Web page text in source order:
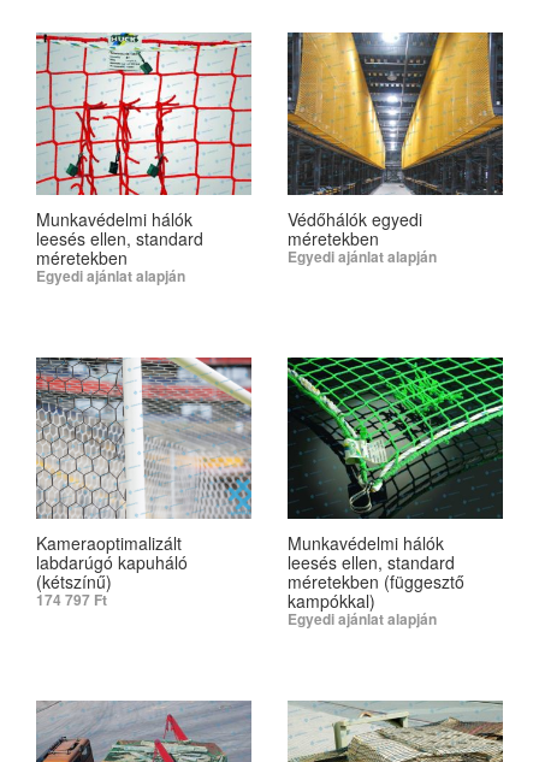
Munkavédelmi hálók
leesés ellen, standard
méretekben
Egyedi ajánlat alapján
Védőhálók egyedi
méretekben
Egyedi ajánlat alapján
Kameraoptimalizált
labdarúgó kapuháló
(kétszínű)
174 797 Ft
Munkavédelmi hálók
leesés ellen, standard
méretekben (függesztő
kampókkal)
Egyedi ajánlat alapján